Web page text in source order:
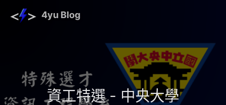
4yu Blog
資工特選 - 中央大學